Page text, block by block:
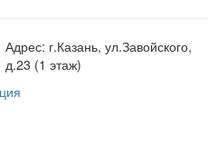
Адрес: г.Казань, ул.Завойского,
д.23 (1 этаж)